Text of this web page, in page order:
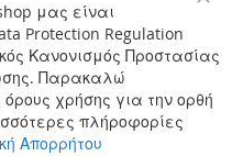
μας είναι
Protection Regulation
Κανονισμός Προστασίας
Παρακαλώ
χρήσης για την ορθή
πλήροφορίες
Απορρήτου